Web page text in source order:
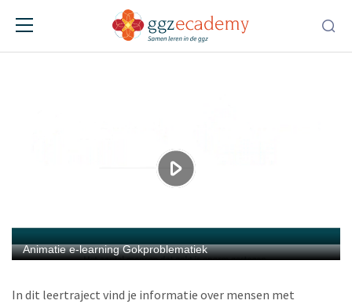
Gokproblematiek
Leertraject
In dit leertraject vind je informatie over mensen met